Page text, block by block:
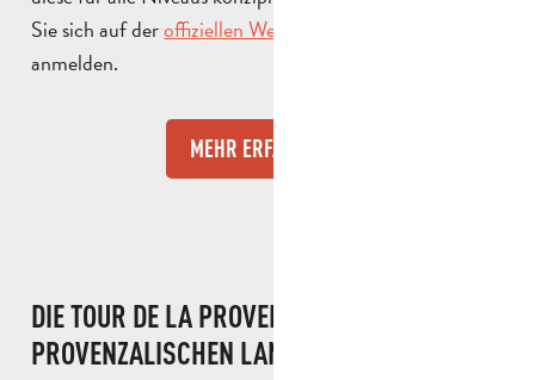
Sie sich auf deroffiziellen Website der Veranstaltung
anmelden.
MEHR ERFAHREN
DIE TOUR DE LA PROVENCE, IM HERZEN DER
PROVENZALISCHEN LANDSCHAFT